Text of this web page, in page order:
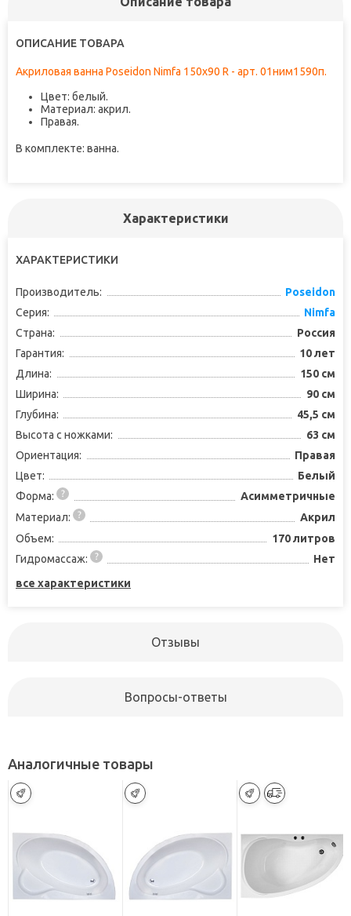
ОПИСАНИЕ ТОВАРА
Акриловая ванна Poseidon Nimfa 150x90 R - арт. 01ним1590п.
Цвет: белый.
Материал: акрил.
Правая.
В комплекте: ванна.
Характеристики
ХАРАКТЕРИСТИКИ
Производитель:
Poseidon
Серия:
Nimfa
Страна:
Россия
Гарантия:
10 лет
Длина:
150 см
Ширина:
90 см
Глубина:
45,5 см
Высота с ножками:
63 см
Ориентация:
Правая
Цвет:
Белый
Форма:
Асимметричные
Материал:
Акрил
Объем:
170 литров
Гидромассаж:
Нет
все характеристики
Отзывы
Вопросы-ответы
Аналогичные товары